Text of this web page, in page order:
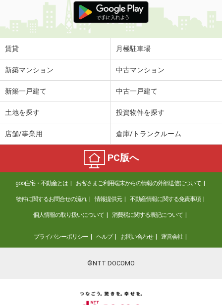
賃貸 月極駐車場
新築マンション 中古マンション
新築一戸建て 中古一戸建て
土地を探す 投資物件を探す
店舗/事業用 倉庫/トランクルーム
PC版へ
goo住宅・不動産とは お客さまご利用端末からの情報の外部送信について
物件に関するお問合せの流れ 情報提供元 不動産情報に関する免責事項
個人情報の取り扱いについて 消費税に関する表記について
プライバシーポリシー ヘルプ お問い合わせ 運営会社
©NTT DOCOMO